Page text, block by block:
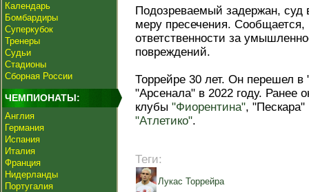
Календарь
Бомбардиры
Суперкубок
Тренеры
Судьи
Стадионы
Сборная России
ЧЕМПИОНАТЫ:
Англия
Германия
Испания
Италия
Франция
Нидерланды
Португалия
Подозреваемый задержан,
меру пресечения. Сообщается,
ответственности за
повреждений.
Торрейре 30 лет. Он перешел в
"Арсенала" в 2022 году. Ранее
клубы "Фиорентина",
"Атлетико".
Теги:
Лукас Торрейра